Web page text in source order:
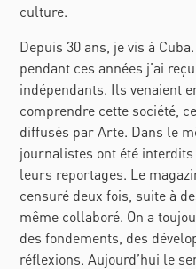
culture.
Depuis 30 ans, je vis à
pendant ces années j’ai
indépendants. Ils venaient
comprendre cette société,
diffusés par Arte. Dans le
journalistes ont été
leurs reportages. Le
censuré deux fois, suite à
même collaboré. On a
des fondements, des
réflexions. Aujourd’hui le